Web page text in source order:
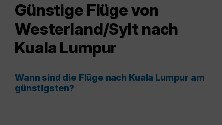
Günstige Flüge von
Westerland/Sylt nach
Kuala Lumpur
Wann sind die Flüge nach Kuala Lumpur am
günstigsten?